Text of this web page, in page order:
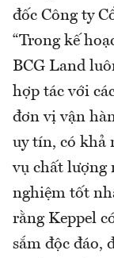
đốc Công ty
“Trong kế
BCG Land
hợp tác với
đơn vị vận
uy tín, có khả
vụ chất lượng
nghiệm tốt
rằng Keppel
sắm độc đáo,